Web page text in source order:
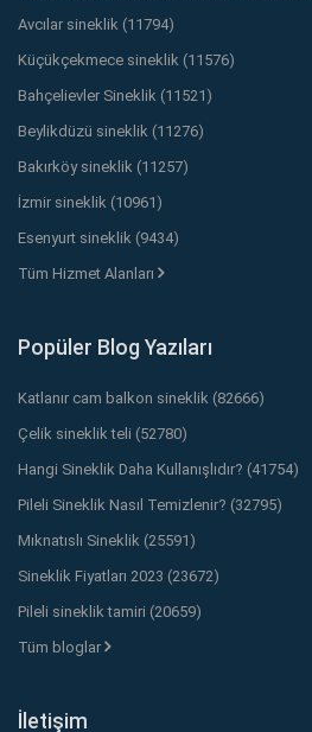
Avcılar sineklik (11794)
Küçükçekmece sineklik (11576)
Bahçelievler Sineklik (11521)
Beylikdüzü sineklik (11276)
Bakırköy sineklik (11257)
İzmir sineklik (10961)
Esenyurt sineklik (9434)
Tüm Hizmet Alanları
Popüler Blog Yazıları
Katlanır cam balkon sineklik (82666)
Çelik sineklik teli (52780)
Hangi Sineklik Daha Kullanışlıdır? (41754)
Pileli Sineklik Nasıl Temizlenir? (32795)
Mıknatıslı Sineklik (25591)
Sineklik Fiyatları 2023 (23672)
Pileli sineklik tamiri (20659)
Tüm bloglar
İletişim